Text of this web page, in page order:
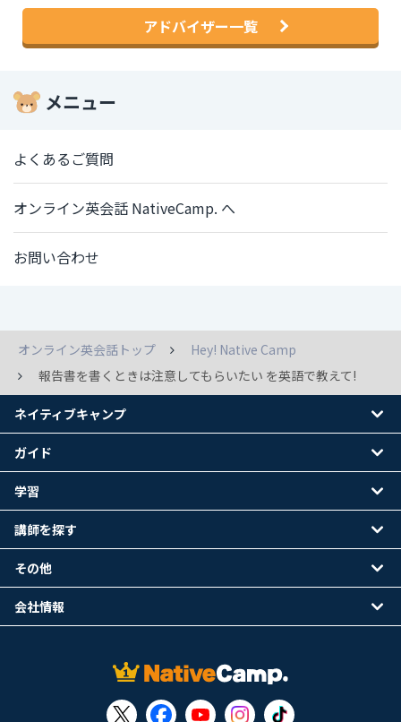
アドバイザー一覧
メニュー
よくあるご質問
オンライン英会話 NativeCamp. へ
お問い合わせ
オンライン英会話トップ
Hey! Native Camp
報告書を書くときは注意してもらいたい を英語で教えて!
ネイティブキャンプ
ガイド
学習
講師を探す
その他
会社情報